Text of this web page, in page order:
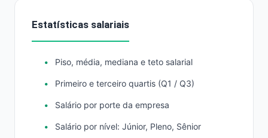
Estatísticas salariais
Piso, média, mediana e teto salarial
Primeiro e terceiro quartis (Q1 / Q3)
Salário por porte da empresa
Salário por nível: Júnior, Pleno, Sênior